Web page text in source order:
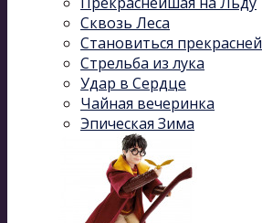
Сквозь Леса
Становиться прекрасней
Стрельба из лука
Удар в Сердце
Чайная вечеринка
Эпическая Зима